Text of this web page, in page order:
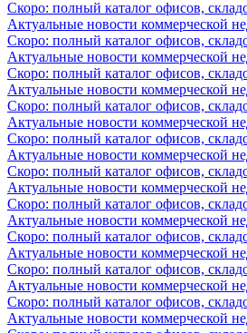
Скоро: полный каталог офисов,
Актуальные новости коммерческой
Скоро: полный каталог офисов,
Актуальные новости коммерческой
Скоро: полный каталог офисов,
Актуальные новости коммерческой
Скоро: полный каталог офисов,
Актуальные новости коммерческой
Скоро: полный каталог офисов,
Актуальные новости коммерческой
Скоро: полный каталог офисов,
Актуальные новости коммерческой
Скоро: полный каталог офисов,
Актуальные новости коммерческой
Скоро: полный каталог офисов,
Актуальные новости коммерческой
Скоро: полный каталог офисов,
Актуальные новости коммерческой
Скоро: полный каталог офисов,
Актуальные новости коммерческой